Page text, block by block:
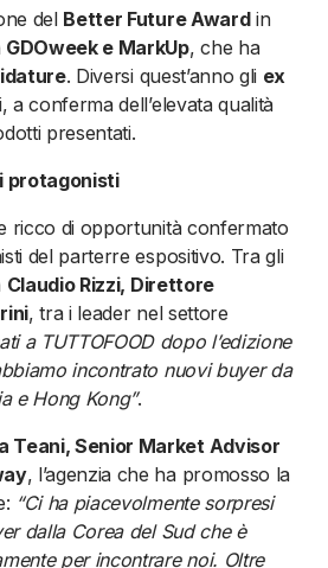
del Better Future Awardin
GDOweek e MarkUp, che ha
. Diversi quest’anno gli ex
a conferma dell’elevata qualità
presentati.
protagonisti
ricco di opportunità confermato
del parterre espositivo. Tra gli
Claudio Rizzi, Direttore
, tra i leader nel settore
a TUTTOFOOD dopo l’edizione
incontrato nuovi buyer da
e Hong Kong”.
Teani, Senior Market Advisor
, l’agenzia che ha promosso la
“Ci ha piacevolmente sorpresi
dalla Corea del Sud che è
per incontrare noi. Oltre